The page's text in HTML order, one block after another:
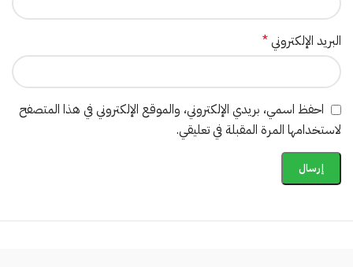
البريد الإلكتروني*
احفظ اسمي، بريدي الإلكتروني، والموقع الإلكتروني في هذا المتصفح
لاستخدامها المرة المقبلة في تعليقي.